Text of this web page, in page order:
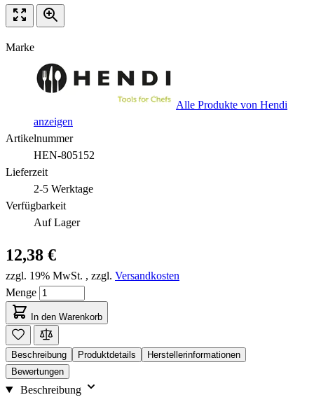
Marke
Alle Produkte von Hendi
anzeigen
Artikelnummer
HEN-805152
Lieferzeit
2-5 Werktage
Verfügbarkeit
Auf Lager
12,38 €
zzgl. 19% MwSt. , zzgl. Versandkosten
Menge
In den Warenkorb
Beschreibung Produktdetails
Herstellerinformationen
Bewertungen
Beschreibung